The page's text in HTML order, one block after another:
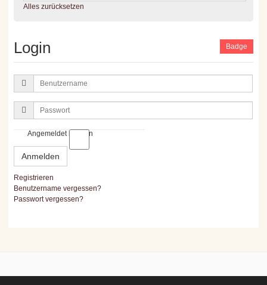
Alles zurücksetzen
Login
Benutzername
Passwort
Angemeldet bleiben
Anmelden
Registrieren
Benutzername vergessen?
Passwort vergessen?
Badge